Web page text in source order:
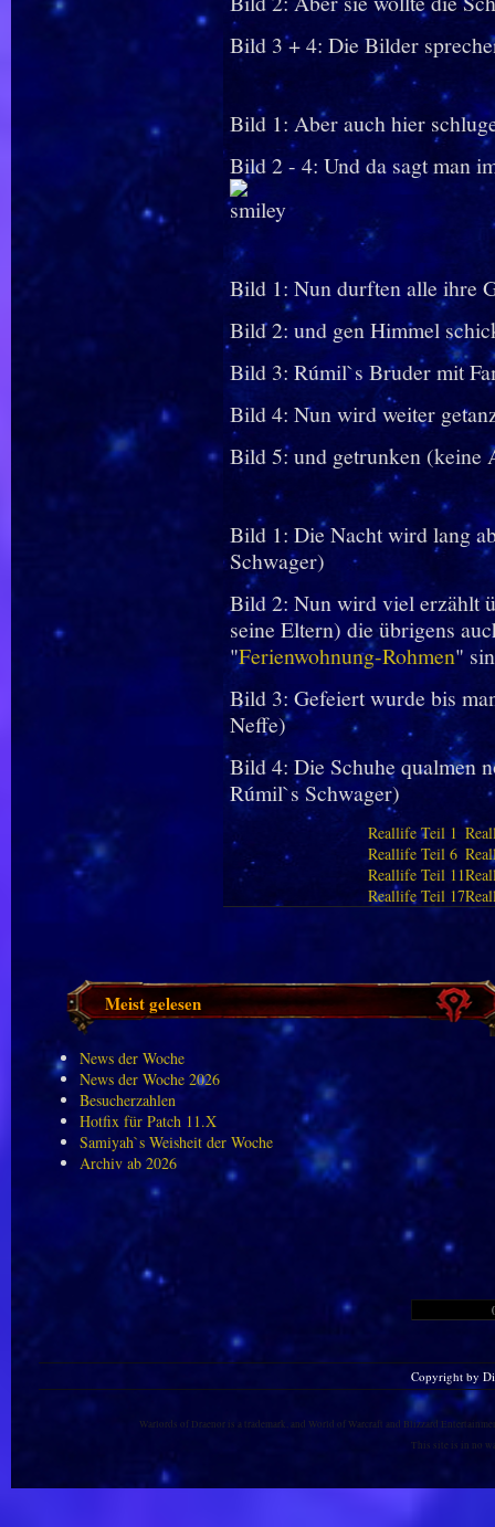
Bild 3 + 4: Die Bilder
Bild 1: Aber auch hier
Bild 2 - 4: Und da sagt man
Bild 1: Nun durften alle ihre
Bild 2: und gen Himmel
Bild 3: Rúmil`s Bruder mit
Bild 4: Nun wird weiter
Bild 5: und getrunken
Bild 1: Die Nacht wird lang
Schwager)
Bild 2: Nun wird viel erzählt
seine Eltern) die übrigens
"Ferienwohnung-Rohmen"
Bild 3: Gefeiert wurde bis
Neffe)
Bild 4: Die Schuhe qualmen
Rúmil`s Schwager)
Reallife Teil 1
Reallife Teil 6
Reallife Teil 11
Reallife Teil 17
Meist gelesen
News der Woche
News der Woche 2026
Besucherzahlen
Hotfix für Patch 11.X
Samiyah`s Weisheit der Woche
Archiv ab 2026
Copyright by
Warlords of Draenor is a trademark, and World of Warcraft and Blizzard
This site is in no